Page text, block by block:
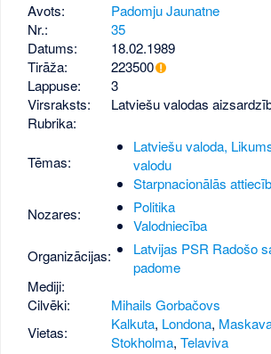
Avots:
Padomju Jaunatne
Nr.:
35
Datums:
18.02.1989
Tirāža:
223500
Lappuse:
3
Virsraksts:
Latviešu valodas
Rubrika:
Tēmas:
Latviešu valoda,
valodu
Starpnacionālās
Nozares:
Politika
Valodniecība
Organizācijas:
Latvijas PSR Radošo
padome
Mediji:
Cilvēki:
Mihails Gorbačovs
Vietas:
Kalkuta, Londona,
Stokholma,Telaviva